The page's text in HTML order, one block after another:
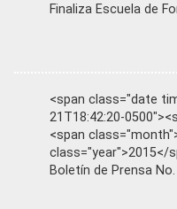
Finaliza Escuela de
<span class="date
21T18:42:20-
<span
class="year">2015</
Boletín de Prensa